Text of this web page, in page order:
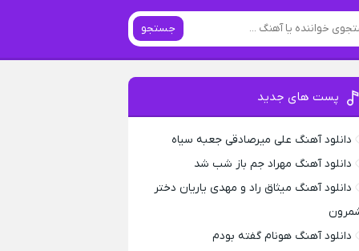
جستجو
پست های جدید
دانلود آهنگ علی میرصادقی جعبه سیاه
دانلود آهنگ مهراد جم باز شب شد
دانلود آهنگ میثاق راد و مهدی یاریان دختر
دانلود آهنگ هونام گفته بودم